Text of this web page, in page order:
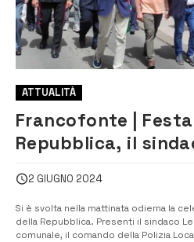
ATTUALITÀ
Francofonte |
Repubblica, il
2 GIUGNO 2024
Si è svolta nella mattinata odierna la
della Repubblica. Presenti il sindaco
comunale, il comando della Polizia